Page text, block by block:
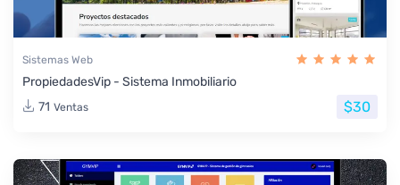
Sistemas Web
PropiedadesVip - Sistema Inmobiliario
71 Ventas $30